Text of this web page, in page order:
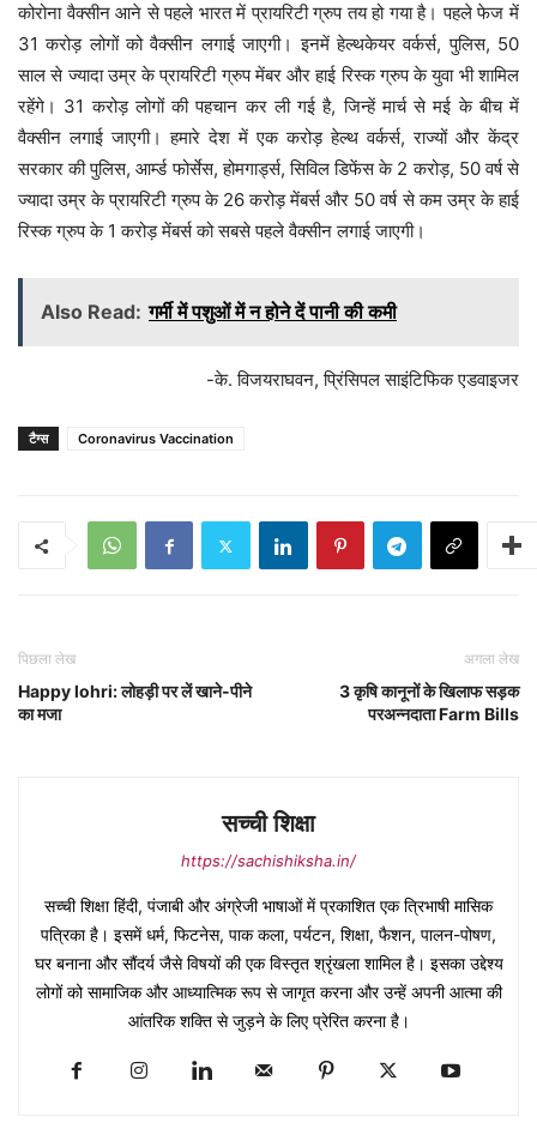
कोरोना वैक्सीन आने से पहले भारत में प्रायरिटी ग्रुप तय हो गया है। पहले फेज में
31 करोड़ लोगों को वैक्सीन लगाई जाएगी। इनमें हेल्थकेयर वर्कर्स, पुलिस, 50
साल से ज्यादा उम्र के प्रायरिटी ग्रुप मेंबर और हाई रिस्क ग्रुप के युवा भी शामिल
रहेंगे। 31 करोड़ लोगों की पहचान कर ली गई है, जिन्हें मार्च से मई के बीच में
वैक्सीन लगाई जाएगी। हमारे देश में एक करोड़ हेल्थ वर्कर्स, राज्यों और केंद्र
सरकार की पुलिस, आर्म्ड फोर्सेस, होमगार्ड्स, सिविल डिफेंस के 2 करोड़, 50 वर्ष से
ज्यादा उम्र के प्रायरिटी ग्रुप के 26 करोड़ मेंबर्स और 50 वर्ष से कम उम्र के हाई
रिस्क ग्रुप के 1 करोड़ मेंबर्स को सबसे पहले वैक्सीन लगाई जाएगी।
Also Read: गर्मी में पशुओं में न होने दें पानी की कमी
-के. विजयराघवन, प्रिंसिपल साइंटिफिक एडवाइजर
टैग्स Coronavirus Vaccination
पिछला लेख
Happy lohri: लोहड़ी पर लें खाने-पीने
का मजा
अगला लेख
3 कृषि कानूनों के खिलाफ सड़क
परअन्नदाता Farm Bills
सच्ची शिक्षा
https://sachishiksha.in/
सच्ची शिक्षा हिंदी, पंजाबी और अंग्रेजी भाषाओं में प्रकाशित एक त्रिभाषी मासिक
पत्रिका है। इसमें धर्म, फिटनेस, पाक कला, पर्यटन, शिक्षा, फैशन, पालन-पोषण,
घर बनाना और सौंदर्य जैसे विषयों की एक विस्तृत श्रृंखला शामिल है। इसका उद्देश्य
लोगों को सामाजिक और आध्यात्मिक रूप से जागृत करना और उन्हें अपनी आत्मा की
आंतरिक शक्ति से जुड़ने के लिए प्रेरित करना है।